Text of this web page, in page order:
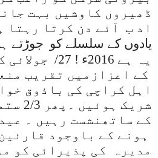
ڈھیروں کاوشیں بہت
اد ب
آئے دن کرتا رہتا
یادوں کے سلسلے کو جوڑتے
یہ ہے 2016ء !
27/ جولائی
کے اعزازمیں تقریب
اہل کراچی کی باذوق
شریک
کے ساتھ نشست رہیں ۔
ہونے کے باوجود
مدیرہ
کی پذیرائی کو